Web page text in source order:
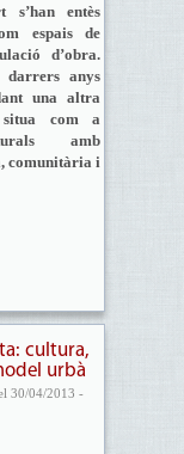
s’han entès
espais de
d’obra.
darrers anys
una altra
com a
amb
comunitària i
cultura,
urbà
30/04/2013 -